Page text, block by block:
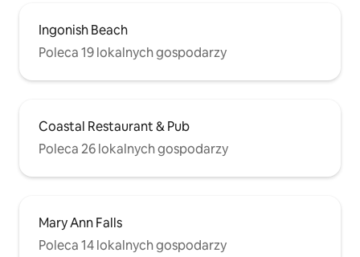
Ingonish Beach
Poleca 19 lokalnych gospodarzy
Coastal Restaurant & Pub
Poleca 26 lokalnych gospodarzy
Mary Ann Falls
Poleca 14 lokalnych gospodarzy